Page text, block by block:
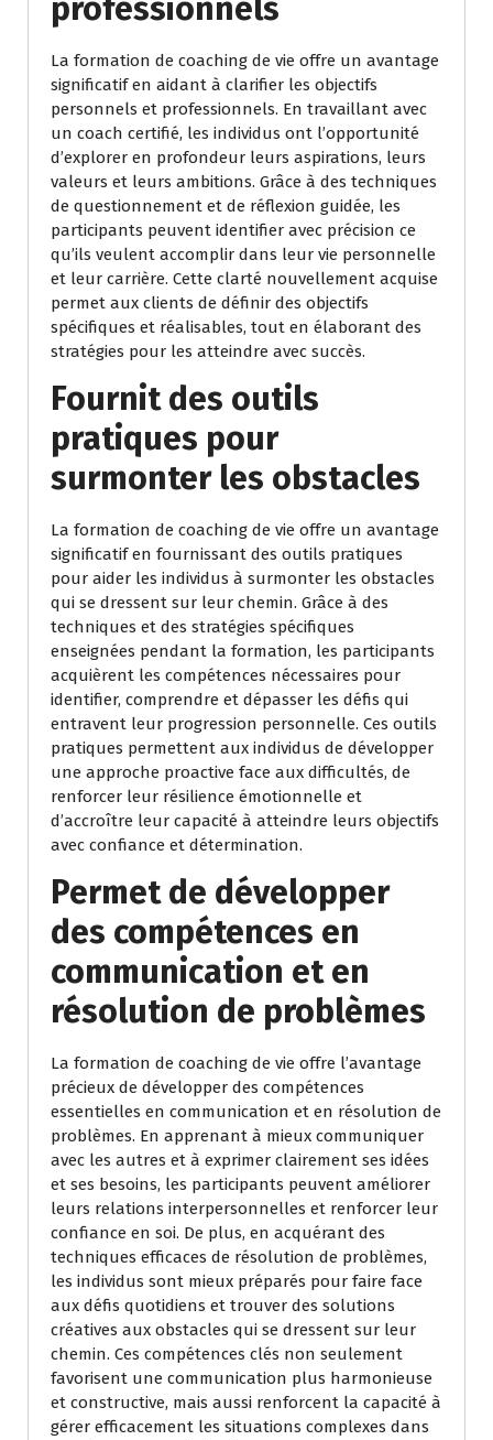
professionnels
La formation de coaching de vie offre un avantage
significatif en aidant à clarifier les objectifs
personnels et professionnels. En travaillant avec
un coach certifié, les individus ont l’opportunité
d’explorer en profondeur leurs aspirations, leurs
valeurs et leurs ambitions. Grâce à des techniques
de questionnement et de réflexion guidée, les
participants peuvent identifier avec précision ce
qu’ils veulent accomplir dans leur vie personnelle
et leur carrière. Cette clarté nouvellement acquise
permet aux clients de définir des objectifs
spécifiques et réalisables, tout en élaborant des
stratégies pour les atteindre avec succès.
Fournit des outils
pratiques pour
surmonter les obstacles
La formation de coaching de vie offre un avantage
significatif en fournissant des outils pratiques
pour aider les individus à surmonter les obstacles
qui se dressent sur leur chemin. Grâce à des
techniques et des stratégies spécifiques
enseignées pendant la formation, les participants
acquièrent les compétences nécessaires pour
identifier, comprendre et dépasser les défis qui
entravent leur progression personnelle. Ces outils
pratiques permettent aux individus de développer
une approche proactive face aux difficultés, de
renforcer leur résilience émotionnelle et
d’accroître leur capacité à atteindre leurs objectifs
avec confiance et détermination.
Permet de développer
des compétences en
communication et en
résolution de problèmes
La formation de coaching de vie offre l’avantage
précieux de développer des compétences
essentielles en communication et en résolution de
problèmes. En apprenant à mieux communiquer
avec les autres et à exprimer clairement ses idées
et ses besoins, les participants peuvent améliorer
leurs relations interpersonnelles et renforcer leur
confiance en soi. De plus, en acquérant des
techniques efficaces de résolution de problèmes,
les individus sont mieux préparés pour faire face
aux défis quotidiens et trouver des solutions
créatives aux obstacles qui se dressent sur leur
chemin. Ces compétences clés non seulement
favorisent une communication plus harmonieuse
et constructive, mais aussi renforcent la capacité à
gérer efficacement les situations complexes dans